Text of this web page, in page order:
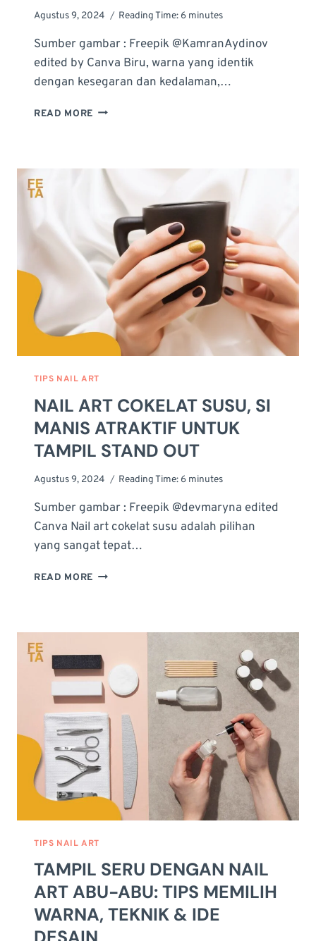
Agustus 9, 2024 Reading Time: 6 minutes
Sumber gambar : Freepik @KamranAydinov
edited by Canva Biru, warna yang identik
dengan kesegaran dan kedalaman,…
READ MORE TAMPIL
SHIMMER
DENGAN
NAIL
BIRU
GLITTER
TIPS NAIL ART
NAIL ART COKELAT SUSU, SI
MANIS ATRAKTIF UNTUK
TAMPIL STAND OUT
Agustus 9, 2024 Reading Time: 6 minutes
Sumber gambar : Freepik @devmaryna edited
Canva Nail art cokelat susu adalah pilihan
yang sangat tepat…
READ MORE NAIL
SI
ATRAKTIF
UNTUK
TAMPIL
STAND
OUT
TIPS NAIL ART
TAMPIL SERU DENGAN NAIL
ART ABU-ABU: TIPS MEMILIH
WARNA, TEKNIK & IDE